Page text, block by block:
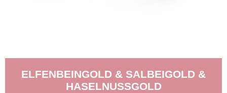
ELFENBEINGOLD & SALBEIGOLD &
HASELNUSSGOLD